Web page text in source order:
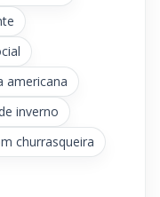
americana
inverno
churrasqueira